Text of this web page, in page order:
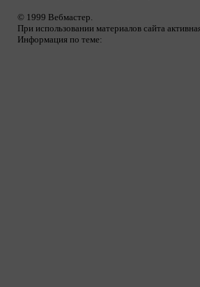
© 1999 Вебмастер.
При использовании материалов сайта
Информация по теме: